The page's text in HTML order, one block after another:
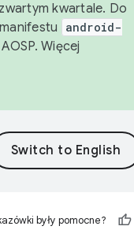
kwartale. Do
android-
Więcej
były pomocne?